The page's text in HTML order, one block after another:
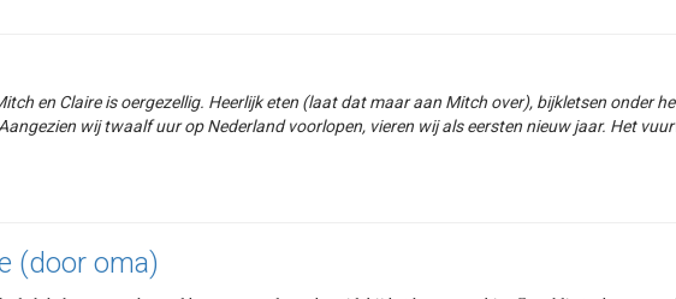
en Claire is oergezellig. Heerlijk eten (laat dat maar aan Mitch over), bijkletsen onder
Aangezien wij twaalf uur op Nederland voorlopen, vieren wij als eersten nieuw jaar. Het
(door oma)